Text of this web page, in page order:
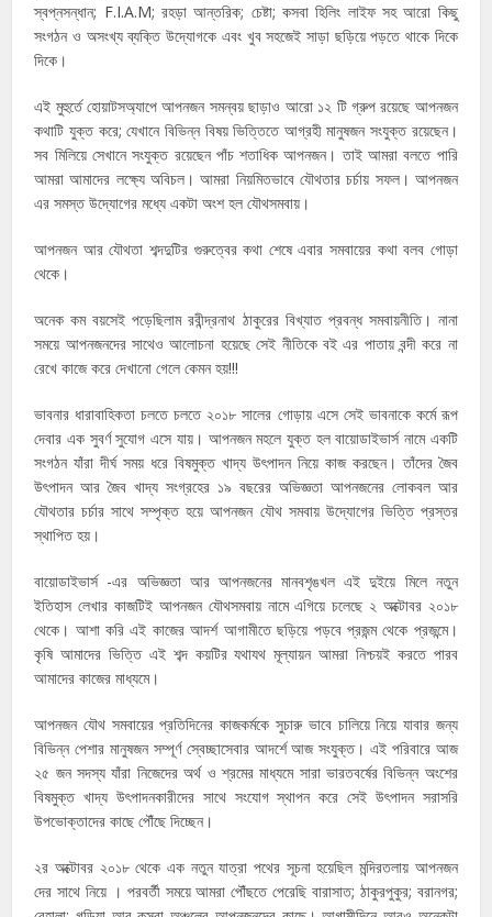
স্বপ্নসন্ধান; F.I.A.M; রহড়া আন্তরিক; চেষ্টা; কসবা হিলিং লাইফ সহ আরো কিছু
সংগঠন ও অসংখ্য ব্যক্তি উদ্যোগকে এবং খুব সহজেই সাড়া ছড়িয়ে পড়তে থাকে দিকে
দিকে।
এই মুহুর্তে হোয়াটসঅ্যাপে আপনজন সমন্বয় ছাড়াও আরো ১২ টি গ্রুপ রয়েছে আপনজন
কথাটি যুক্ত করে; যেখানে বিভিন্ন বিষয় ভিত্তিতে আগ্রহী মানুষজন সংযুক্ত রয়েছেন।
সব মিলিয়ে সেখানে সংযুক্ত রয়েছেন পাঁচ শতাধিক আপনজন। তাই আমরা বলতে পারি
আমরা আমাদের লক্ষ্যে অবিচল। আমরা নিয়মিতভাবে যৌথতার চর্চায় সফল। আপনজন
এর সমস্ত উদ্যোগের মধ্যে একটা অংশ হল যৌথসমবায়।
আপনজন আর যৌথতা শব্দদুটির গুরুত্বের কথা শেষে এবার সমবায়ের কথা বলব গোড়া
থেকে।
অনেক কম বয়সেই পড়েছিলাম রবীন্দ্রনাথ ঠাকুরের বিখ্যাত প্রবন্ধ সমবায়নীতি। নানা
সময়ে আপনজনদের সাথেও আলোচনা হয়েছে সেই নীতিকে বই এর পাতায় বন্দী করে না
রেখে কাজে করে দেখানো গেলে কেমন হয়!!!
ভাবনার ধারাবাহিকতা চলতে চলতে ২০১৮ সালের গোড়ায় এসে সেই ভাবনাকে কর্মে রূপ
দেবার এক সুবর্ণ সুযোগ এসে যায়। আপনজন মহলে যুক্ত হল বায়োডাইভার্স নামে একটি
সংগঠন যাঁরা দীর্ঘ সময় ধরে বিষমুক্ত খাদ্য উৎপাদন নিয়ে কাজ করছেন। তাঁদের জৈব
উৎপাদন আর জৈব খাদ্য সংগ্রহের ১৯ বছরের অভিজ্ঞতা আপনজনের লোকবল আর
যৌথতার চর্চার সাথে সম্পৃক্ত হয়ে আপনজন যৌথ সমবায় উদ্যোগের ভিত্তি প্রস্তর
স্থাপিত হয়।
বায়োডাইভার্স -এর অভিজ্ঞতা আর আপনজনের মানবশৃঙখল এই দুইয়ে মিলে নতুন
ইতিহাস লেখার কাজটিই আপনজন যৌথসমবায় নামে এগিয়ে চলেছে ২ অক্টোবর ২০১৮
থেকে। আশা করি এই কাজের আদর্শ আগামীতে ছড়িয়ে পড়বে প্রজন্ম থেকে প্রজন্মে।
কৃষি আমাদের ভিত্তি এই শব্দ কয়টির যথাযথ মূল্যায়ন আমরা নিশ্চয়ই করতে পারব
আমাদের কাজের মাধ্যমে।
আপনজন যৌথ সমবায়ের প্রতিদিনের কাজকর্মকে সুচারু ভাবে চালিয়ে নিয়ে যাবার জন্য
বিভিন্ন পেশার মানুষজন সম্পূর্ণ স্বেচ্ছাসেবার আদর্শে আজ সংযুক্ত। এই পরিবারে আজ
২৫ জন সদস্য যাঁরা নিজেদের অর্থ ও শ্রমের মাধ্যমে সারা ভারতবর্ষের বিভিন্ন অংশের
বিষমুক্ত খাদ্য উৎপাদনকারীদের সাথে সংযোগ স্থাপন করে সেই উৎপাদন সরাসরি
উপভোক্তাদের কাছে পৌঁছে দিচ্ছেন।
২র অক্টোবর ২০১৮ থেকে এক নতুন যাত্রা পথের সূচনা হয়েছিল মন্দিরতলায় আপনজন
দের সাথে নিয়ে । পরবর্তী সময়ে আমরা পৌঁছতে পেরেছি বারাসাত; ঠাকুরপুকুর; বরানগর;